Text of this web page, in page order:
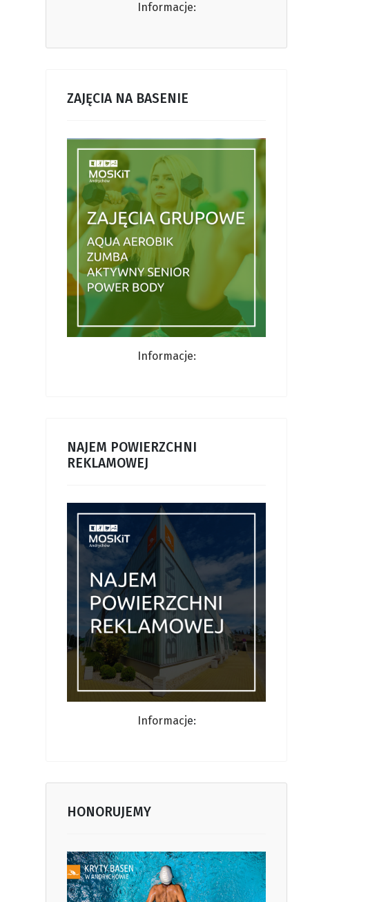
Informacje:
ZAJĘCIA NA BASENIE
Informacje:
NAJEM POWIERZCHNI
REKLAMOWEJ
Informacje:
HONORUJEMY